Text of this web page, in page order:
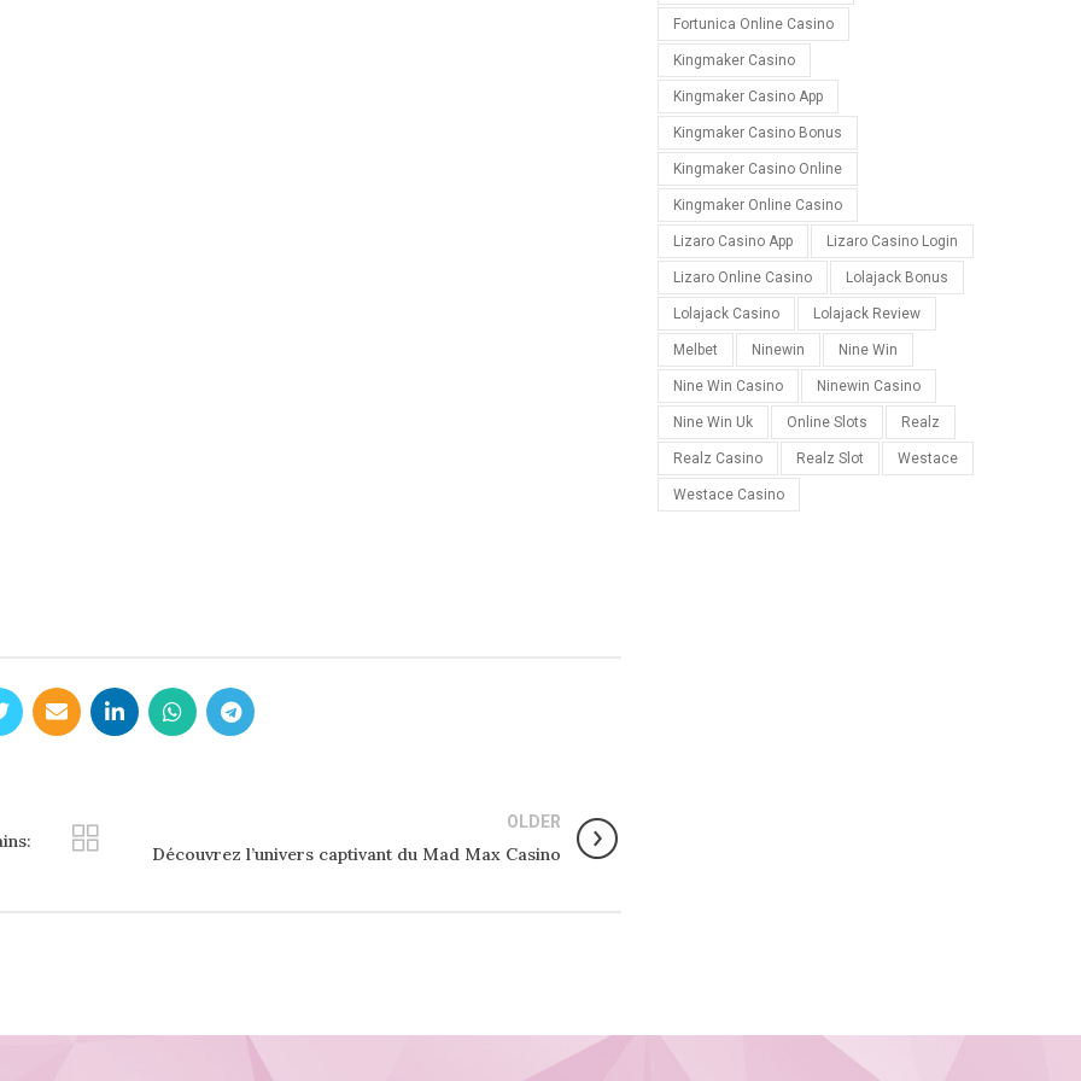
OLDER
Découvrez l’univers captivant du Mad Max Casino
Fortunica Online Casino
Kingmaker Casino
Kingmaker Casino App
Kingmaker Casino Bonus
Kingmaker Casino Online
Kingmaker Online Casino
Lizaro Casino App Lizaro Casino Login
Lizaro Online Casino Lolajack Bonus
Lolajack Casino Lolajack Review
Melbet Ninewin Nine Win
Nine Win Casino Ninewin Casino
Nine Win Uk Online Slots Realz
Realz Casino Realz Slot Westace
Westace Casino